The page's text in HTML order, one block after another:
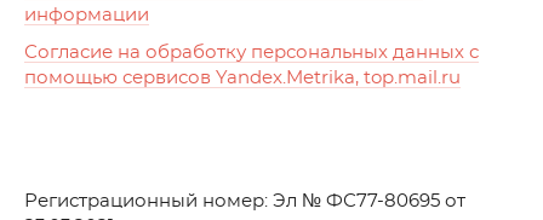
информации
Согласие на обработку персональных данных с
помощью сервисов Yandex.Metrika, top.mail.ru
Регистрационный номер: Эл № ФС77-80695 от